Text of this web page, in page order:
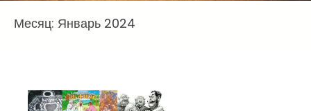
Месяц: Январь 2024